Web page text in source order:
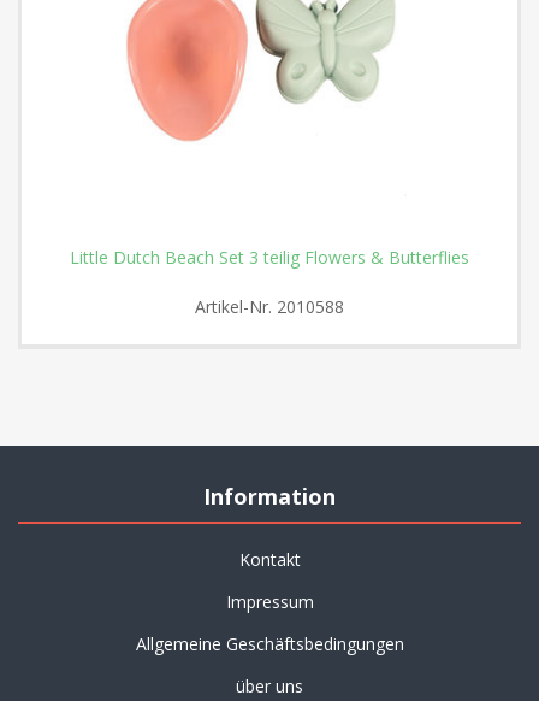
Little Dutch Beach Set 3 teilig Flowers & Butterflies
Artikel-Nr. 2010588
Information
Kontakt
Impressum
Allgemeine Geschäftsbedingungen
über uns